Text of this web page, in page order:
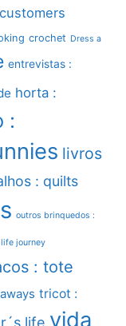
crochet Dress a
entrevistas :
horta :
:
livros
: quilts
outros brinquedos :
journey
: tote
tricot :
life vida